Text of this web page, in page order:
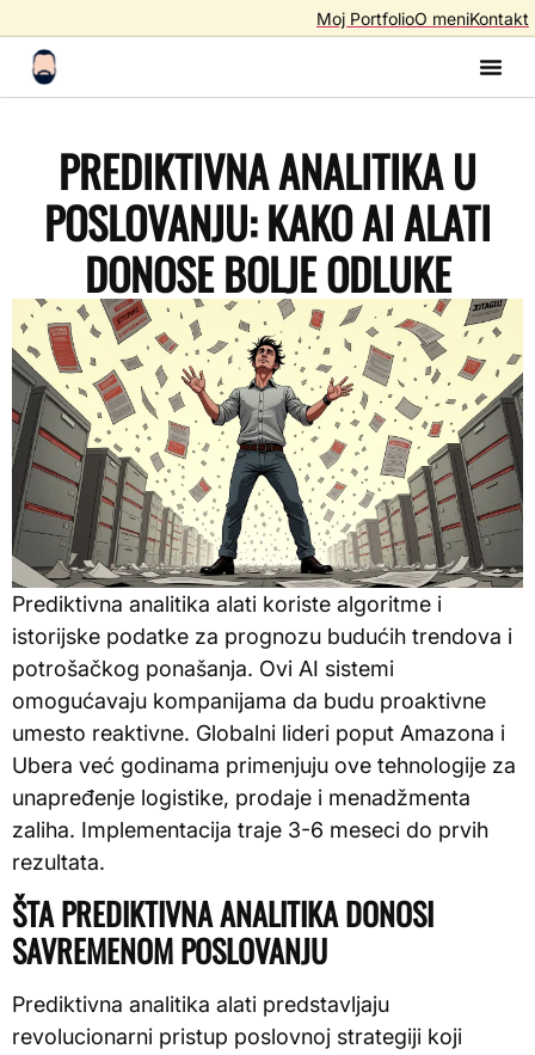
Moj PortfolioO meniKontakt
PREDIKTIVNA ANALITIKA U
POSLOVANJU: KAKO AI ALATI
DONOSE BOLJE ODLUKE
Prediktivna analitika alati koriste algoritme i
istorijske podatke za prognozu budućih trendova i
potrošačkog ponašanja. Ovi AI sistemi
omogućavaju kompanijama da budu proaktivne
umesto reaktivne. Globalni lideri poput Amazona i
Ubera već godinama primenjuju ove tehnologije za
unapređenje logistike, prodaje i menadžmenta
zaliha. Implementacija traje 3-6 meseci do prvih
rezultata.
ŠTA PREDIKTIVNA ANALITIKA DONOSI
SAVREMENOM POSLOVANJU
Prediktivna analitika alati predstavljaju
revolucionarni pristup poslovnoj strategiji koji